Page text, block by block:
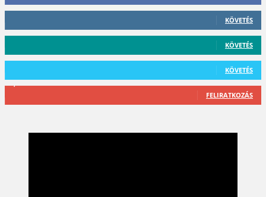
412 Követő
KÖVETÉS
59 Követő
KÖVETÉS
101 Követő
KÖVETÉS
2,589 Feliratkozó
FELIRATKOZÁS